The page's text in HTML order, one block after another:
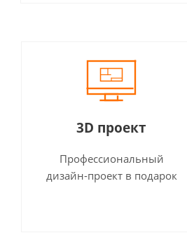
3D проект
Профессиональный
дизайн-проект в подарок